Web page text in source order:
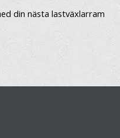
din nästa lastväxlarram